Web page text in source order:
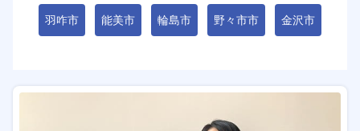
羽咋市 能美市 輪島市 野々市市 金沢市